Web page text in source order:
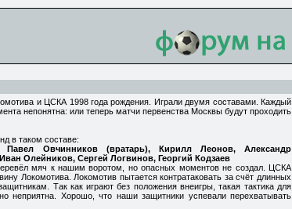
и ЦСКА 1998 года рождения. Играли двумя составами. Каждый
непонятна: или теперь матчи первенства Москвы будут проходить
в таком составе:
Павел Овчинников (вратарь), Кирилл Леонов, Александр
Олейников, Сергей Логвинов, Георгий Кодзаев
мяч к нашим воротом, но опасных моментов не создал. ЦСКА
Локомотива. Локомотив пытается контратаковать за счёт длинных
Так как играют без положения внеигры, такая тактика для
неприятна. Хорошо, что наши защитники успевали перехватывать